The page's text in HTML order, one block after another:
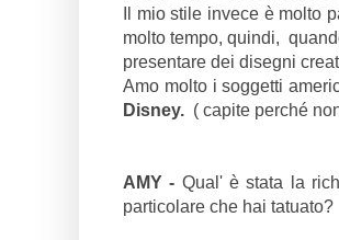
Il mio stile invece è molto
molto tempo, quindi,
presentare dei disegni
Amo molto i soggetti
Disney. ( capite perché
AMY - Qual' è stata la
particolare che hai tatuato?